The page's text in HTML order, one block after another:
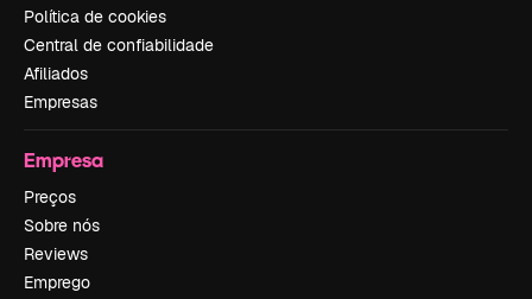
Política de cookies
Central de confiabilidade
Afiliados
Empresas
Empresa
Preços
Sobre nós
Reviews
Emprego